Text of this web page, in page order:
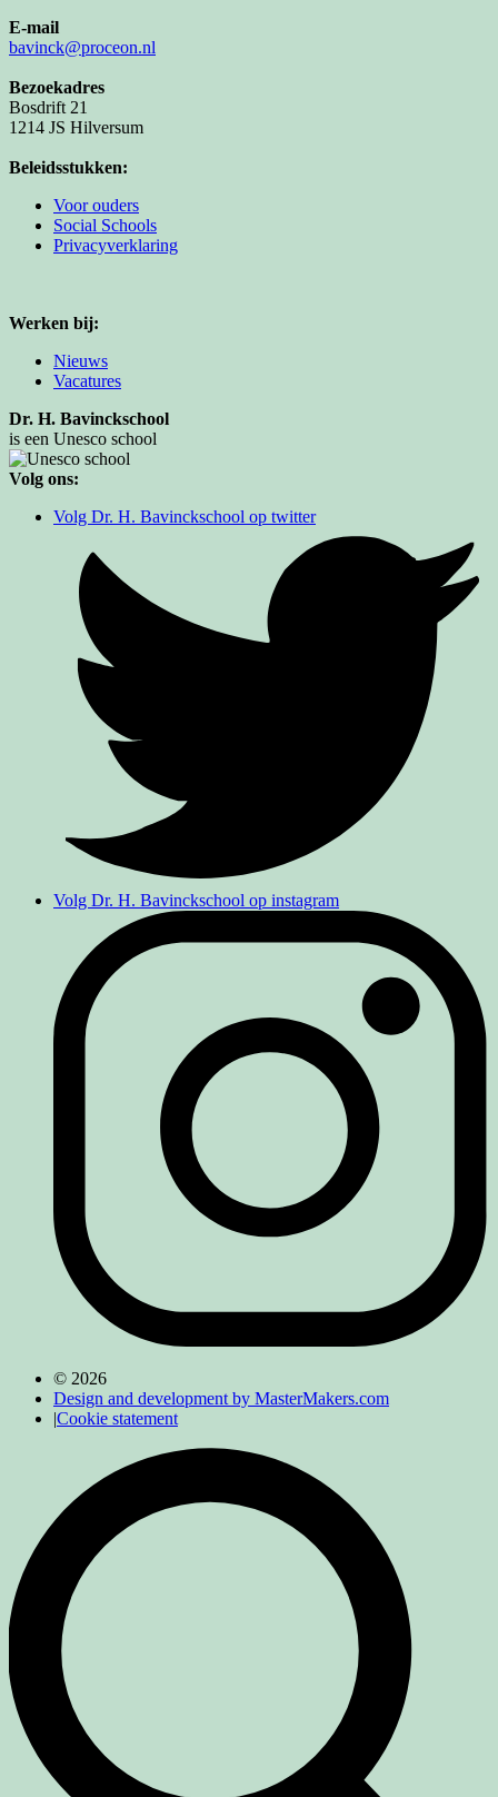
E-mail
bavinck@proceon.nl
Bezoekadres
Bosdrift 21
1214 JS Hilversum
Beleidsstukken:
Voor ouders
Social Schools
Privacyverklaring
Werken bij:
Nieuws
Vacatures
Dr. H. Bavinckschool
is een Unesco school
Volg ons:
Volg Dr. H. Bavinckschool op twitter
Volg Dr. H. Bavinckschool op instagram
© 2026
Design and development by MasterMakers.com
|Cookie statement